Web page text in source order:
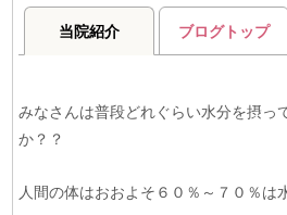
当院紹介 ブログトップ
みなさんは普段どれぐらい水分を摂っ
か？？
人間の体はおおよそ６０％～７０％は